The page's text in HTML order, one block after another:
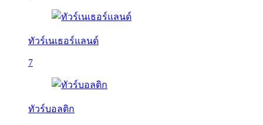
ทัวร์เนเธอร์แลนด์
7
ทัวร์บอลติก